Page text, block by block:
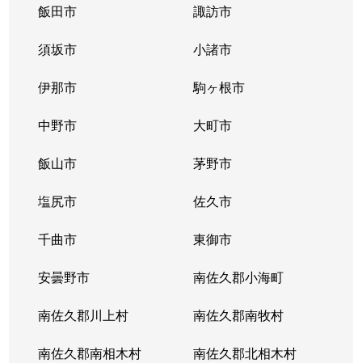
飯田市 諏訪市
須坂市 小諸市
伊那市 駒ヶ根市
中野市 大町市
飯山市 茅野市
塩尻市 佐久市
千曲市 東御市
安曇野市 南佐久郡小海町
南佐久郡川上村 南佐久郡南牧村
南佐久郡南相木村 南佐久郡北相木村